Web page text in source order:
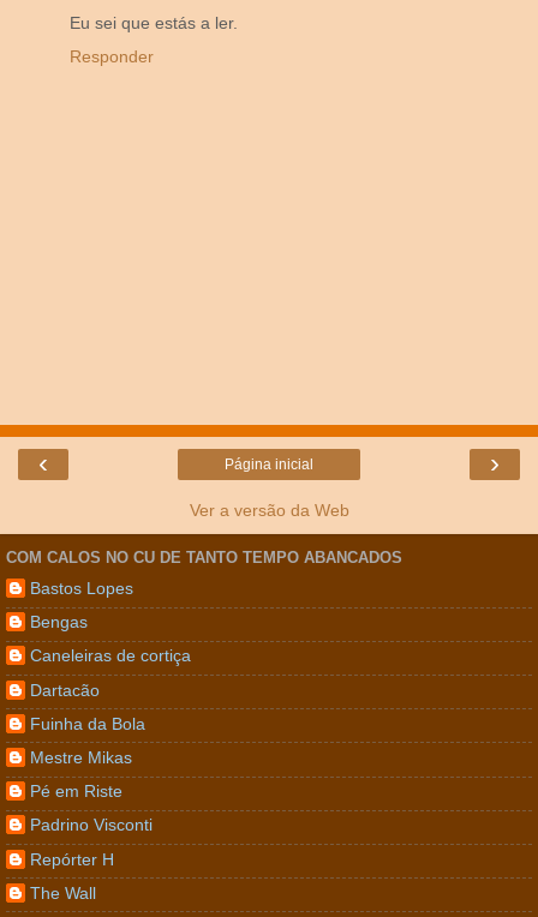
Eu sei que estás a ler.
Responder
‹ ›
Página inicial
Ver a versão da Web
COM CALOS NO CU DE TANTO TEMPO ABANCADOS
Bastos Lopes
Bengas
Caneleiras de cortiça
Dartacão
Fuinha da Bola
Mestre Mikas
Pé em Riste
Padrino Visconti
Repórter H
The Wall